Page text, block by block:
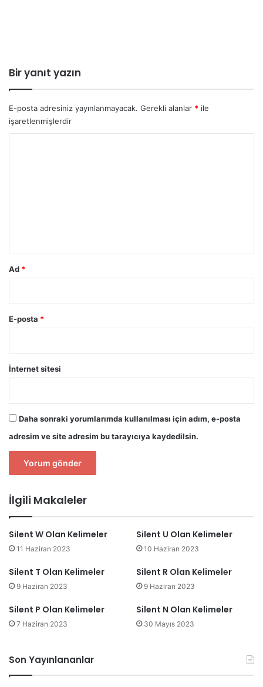
Bir yanıt yazın
E-posta adresiniz yayınlanmayacak. Gerekli alanlar * ile
işaretlenmişlerdir
Ad *
E-posta *
İnternet sitesi
Daha sonraki yorumlarımda kullanılması için adım, e-posta
adresim ve site adresim bu tarayıcıya kaydedilsin.
İlgili Makaleler
Silent W Olan Kelimeler
11 Haziran 2023
Silent U Olan Kelimeler
10 Haziran 2023
Silent T Olan Kelimeler
9 Haziran 2023
Silent R Olan Kelimeler
9 Haziran 2023
Silent P Olan Kelimeler
7 Haziran 2023
Silent N Olan Kelimeler
30 Mayıs 2023
Son Yayınlananlar